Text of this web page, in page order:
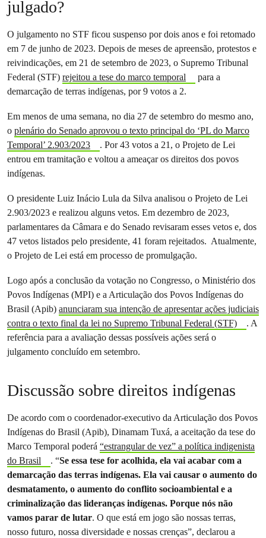
julgado?
O julgamento no STF ficou suspenso por dois anos e foi retomado
em 7 de junho de 2023. Depois de meses de apreensão, protestos e
reivindicações, em 21 de setembro de 2023, o Supremo Tribunal
Federal (STF) rejeitou a tese do marco temporal
para a
demarcação de terras indígenas, por 9 votos a 2.
Em menos de uma semana, no dia 27 de setembro do mesmo ano,
o plenário do Senado aprovou o texto principal do ‘PL do Marco
Temporal’ 2.903/2023
. Por 43 votos a 21, o Projeto de Lei
entrou em tramitação e voltou a ameaçar os direitos dos povos
indígenas.
O presidente Luiz Inácio Lula da Silva analisou o Projeto de Lei
2.903/2023 e realizou alguns vetos. Em dezembro de 2023,
parlamentares da Câmara e do Senado revisaram esses vetos e, dos
47 vetos listados pelo presidente, 41 foram rejeitados. Atualmente,
o Projeto de Lei está em processo de promulgação.
Logo após a conclusão da votação no Congresso, o Ministério dos
Povos Indígenas (MPI) e a Articulação dos Povos Indígenas do
Brasil (Apib) anunciaram sua intenção de apresentar ações judiciais
contra o texto final da lei no Supremo Tribunal Federal (STF)
. A
referência para a avaliação dessas possíveis ações será o
julgamento concluído em setembro.
Discussão sobre direitos indígenas
De acordo com o coordenador-executivo da Articulação dos Povos
Indígenas do Brasil (Apib), Dinamam Tuxá, a aceitação da tese do
Marco Temporal poderá “estrangular de vez” a política indigenista
do Brasil
. “Se essa tese for acolhida, ela vai acabar com a
demarcação das terras indígenas. Ela vai causar o aumento do
desmatamento, o aumento do conflito socioambiental e a
criminalização das lideranças indígenas. Porque nós não
vamos parar de lutar. O que está em jogo são nossas terras,
nosso futuro, nossa diversidade e nossas crenças”, declarou a